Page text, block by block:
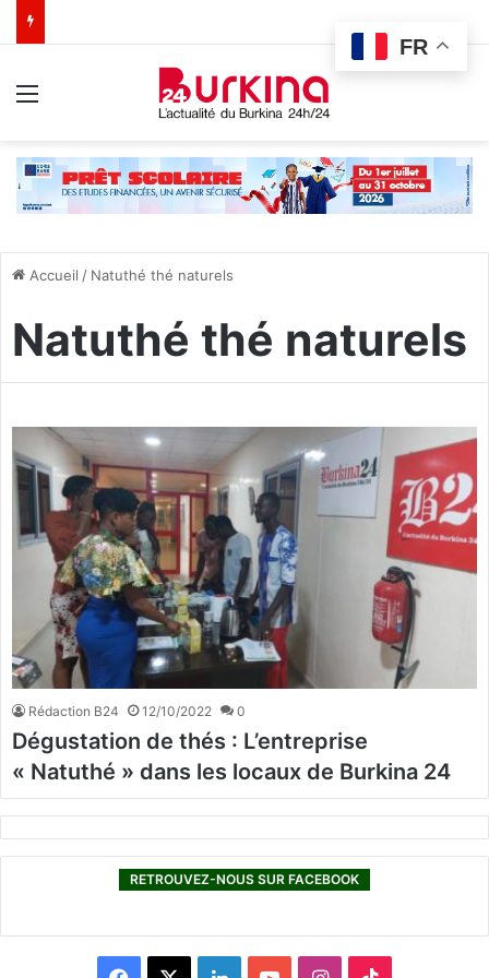
Accueil / Natuthé thé naturels
Natuthé thé naturels
Rédaction B24 12/10/2022 0
Dégustation de thés : L’entreprise
« Natuthé » dans les locaux de Burkina 24
RETROUVEZ-NOUS SUR FACEBOOK
FR